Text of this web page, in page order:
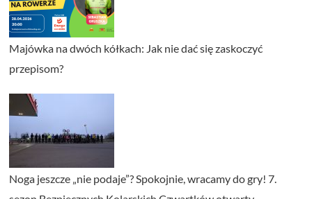
Majówka na dwóch kółkach: Jak nie dać się zaskoczyć
przepisom?
Noga jeszcze „nie podaje”? Spokojnie, wracamy do gry! 7.